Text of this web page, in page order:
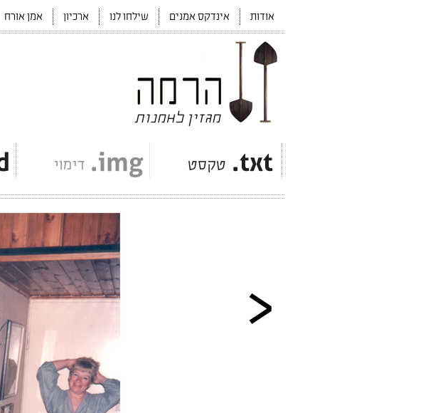
אודות אינדקס אמנים שילחו לנו ארכיון אמן אורח